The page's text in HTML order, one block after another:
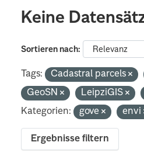
Keine
Sortieren nach
Tags: Cadastral parcels
GeoSN
LeipziGIS
Kategorien:
gove envi
Ergebnisse filtern